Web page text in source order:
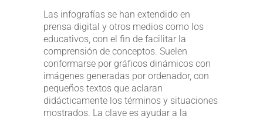
Las infografías se han extendido en
prensa digital y otros medios como los
educativos, con el fin de facilitar la
comprensión de conceptos. Suelen
conformarse por gráficos dinámicos con
imágenes generadas por ordenador, con
pequeños textos que aclaran
didácticamente los términos y situaciones
mostrados. La clave es ayudar a la